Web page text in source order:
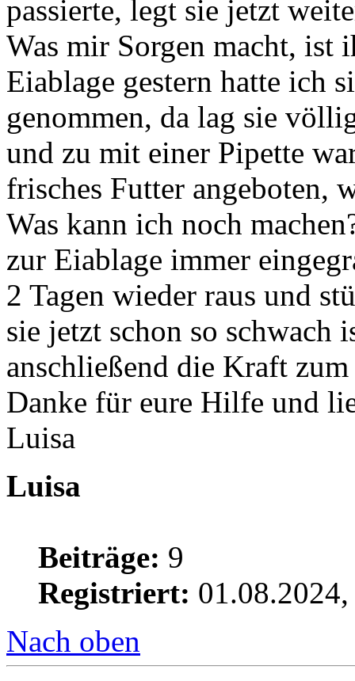
passierte, legt sie jetzt
Was mir Sorgen macht, ist
Eiablage gestern hatte ich
genommen, da lag sie
und zu mit einer Pipette
frisches Futter angeboten,
Was kann ich noch
zur Eiablage immer
2 Tagen wieder raus und
sie jetzt schon so schwach
anschließend die Kraft zum
Danke für eure Hilfe und
Luisa
Luisa
Beiträge: 9
Registriert:
Nach oben